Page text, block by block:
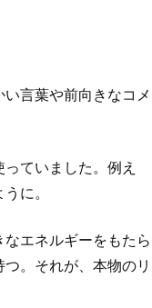
言葉や前向きなコメ
ていました。例え
に。
エネルギーをもたら
。それが、本物のリ